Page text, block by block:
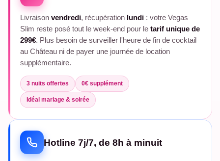
Livraison vendredi, récupération lundi : votre Vegas
Slim reste posé tout le week-end pour le tarif unique de
299€. Plus besoin de surveiller l'heure de fin de cocktail
au Château ni de payer une journée de location
supplémentaire.
3 nuits offertes 0€ supplément
Idéal mariage & soirée
Hotline 7j/7, de 8h à minuit